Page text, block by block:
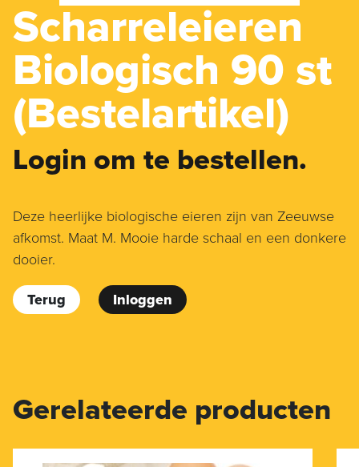
Scharreleieren
Biologisch 90 st
(Bestelartikel)
Login om te bestellen.
Deze heerlijke biologische eieren zijn van Zeeuwse
afkomst. Maat M. Mooie harde schaal en een donkere
dooier.
Terug Inloggen
Gerelateerde producten